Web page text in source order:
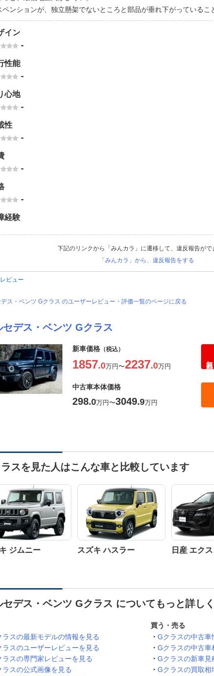
ペンションが、独立懸架でないところと部品が垂れ下がっているこ
イン
-
性能
-
心地
-
性
-
-
-
経験
下記のリンクから「みんカラ」に遷移して、違反報告がで
「みんカラ」から、違反報告をする
ビュー
デス・ベンツ Gクラス のユーザーレビュー・評価一覧のページに戻る
セデス・ベンツ Gクラス
新車価格 （税込）
1857.0万円〜2237.0万円
中古車本体価格
298.0万円〜3049.9万円
スを見た人はこんな車と比較しています
ジムニー スズキ ハスラー 日産 エク
セデス・ベンツ Gクラス についてもっと詳しく
ラスの最新モデルの情報を見る
ラスのユーザーレビューを見る
ラスの専門家レビューを見る
ラスの公式画像を見る
買う・売る
Gクラスの中古車
Gクラスの中古車
Gクラスの新車見
Gクラスの買取相